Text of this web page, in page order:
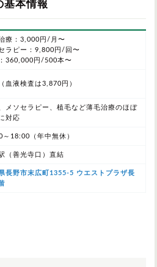
基本情報
療：3,000円/月〜
ラピー：9,800円/回〜
360,000円/500本〜
血液検査は3,870円）
メソセラピー、植毛など薄毛治療のほぼ
対応
～18:00（年中無休）
（善光寺口）直結
長野市末広町1355-5 ウエストプラザ長